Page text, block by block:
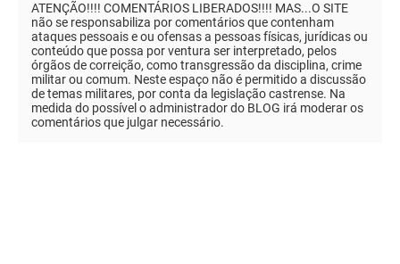
ATENÇÃO!!!! COMENTÁRIOS LIBERADOS!!!! MAS...O SITE
não se responsabiliza por comentários que contenham
ataques pessoais e ou ofensas a pessoas físicas, jurídicas ou
conteúdo que possa por ventura ser interpretado, pelos
órgãos de correição, como transgressão da disciplina, crime
militar ou comum. Neste espaço não é permitido a discussão
de temas militares, por conta da legislação castrense. Na
medida do possível o administrador do BLOG irá moderar os
comentários que julgar necessário.